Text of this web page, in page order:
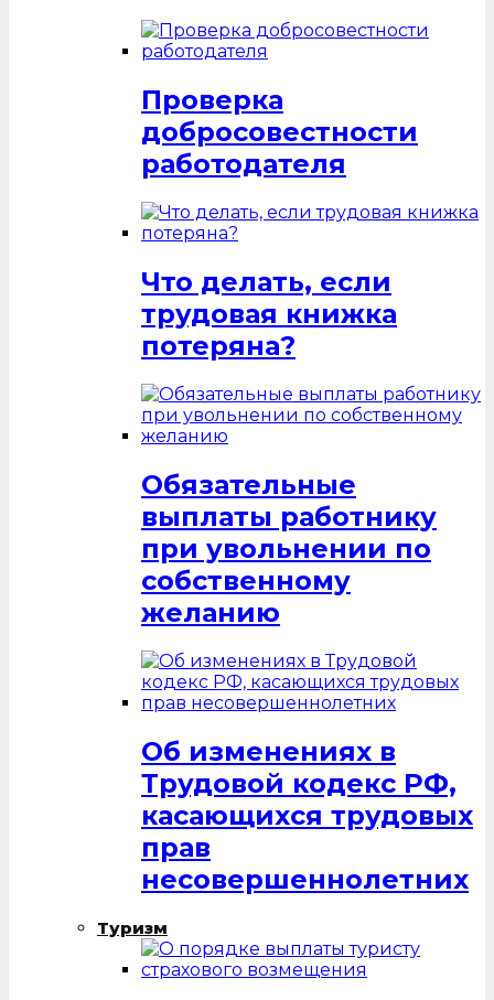
Проверка
добросовестности
работодателя
Что делать, если
трудовая книжка
потеряна?
Обязательные
выплаты работнику
при увольнении по
собственному
желанию
Об изменениях в
Трудовой кодекс РФ,
касающихся трудовых
прав
несовершеннолетних
Туризм